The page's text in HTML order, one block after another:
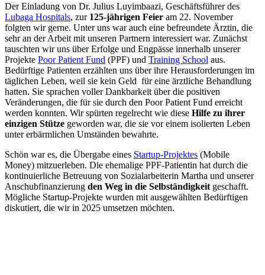
Der Einladung von Dr. Julius Luyimbaazi, Geschäftsführer des
Lubaga Hospitals, zur 125-jährigen Feier am 22. November
folgten wir gerne. Unter uns war auch eine befreundete Ärztin, die
sehr an der Arbeit mit unseren Partnern interessiert war. Zunächst
tauschten wir uns über Erfolge und Engpässe innerhalb unserer
Projekte Poor Patient Fund (PPF) und Training School aus.
Bedürftige Patienten erzählten uns über ihre Herausforderungen im
täglichen Leben, weil sie kein Geld für eine ärztliche Behandlung
hatten. Sie sprachen voller Dankbarkeit über die positiven
Veränderungen, die für sie durch den Poor Patient Fund erreicht
werden konnten. Wir spürten regelrecht wie diese Hilfe zu ihrer
einzigen Stütze geworden war, die sie vor einem isolierten Leben
unter erbärmlichen Umständen bewahrte.
Schön war es, die Übergabe eines Startup-Projektes (Mobile
Money) mitzuerleben. Die ehemalige PPF-Patientin hat durch die
kontinuierliche Betreuung von Sozialarbeiterin Martha und unserer
Anschubfinanzierung den Weg in die Selbständigkeit geschafft.
Mögliche Startup-Projekte wurden mit ausgewählten Bedürftigen
diskutiert, die wir in 2025 umsetzen möchten.